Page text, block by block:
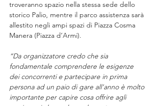
troveranno spazio nella stessa sede dello
storico Palio, mentre il parco assistenza sarà
allestito negli ampi spazi di Piazza Cosma
Manera (Piazza d’Armi).
“Da organizzatore credo che sia
fondamentale comprendere le esigenze
dei concorrenti e partecipare in prima
persona ad un paio di gare all’anno è molto
importante per capire cosa offrire agli